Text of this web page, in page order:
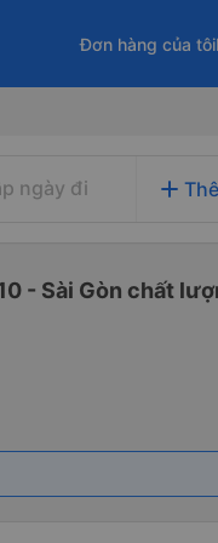
Đơn hàng của tôi
ngày đi add
- Sài Gòn chất